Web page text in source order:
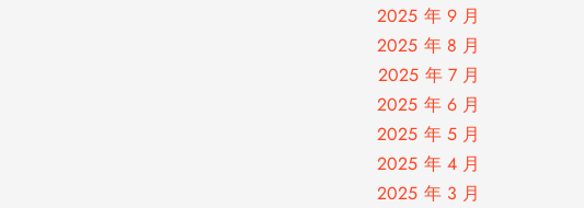
2025 年 9 月
2025 年 8 月
2025 年 7 月
2025 年 6 月
2025 年 5 月
2025 年 4 月
2025 年 3 月